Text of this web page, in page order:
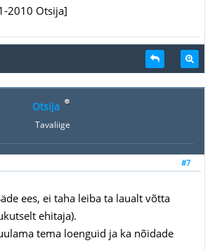
2010 Otsija]
Otsija
Tavaliige
#7
ees, ei taha leiba ta laualt võtta
ehitaja).
tema loenguid ja ka nõidade